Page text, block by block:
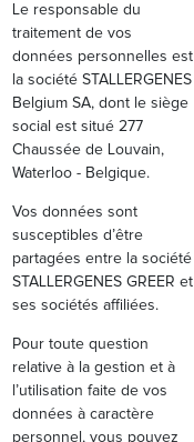
Le responsable du
traitement de vos
données personnelles est
la société STALLERGENES
Belgium SA, dont le siège
social est situé 277
Chaussée de Louvain,
Waterloo - Belgique.
Vos données sont
susceptibles d’être
partagées entre la société
STALLERGENES GREER et
ses sociétés affiliées.
Pour toute question
relative à la gestion et à
l’utilisation faite de vos
données à caractère
personnel, vous pouvez